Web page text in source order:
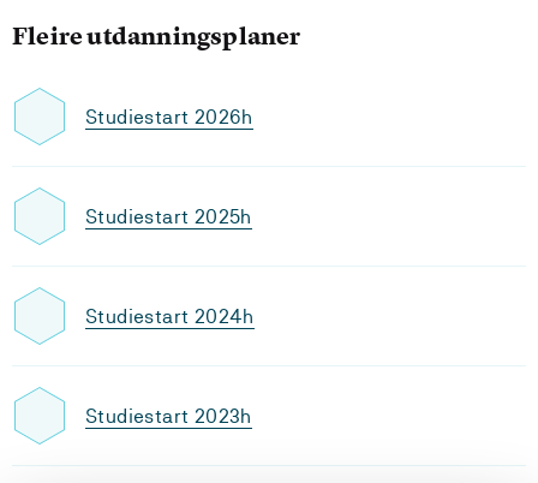
Fleire utdanningsplaner
Studiestart 2026h
Studiestart 2025h
Studiestart 2024h
Studiestart 2023h